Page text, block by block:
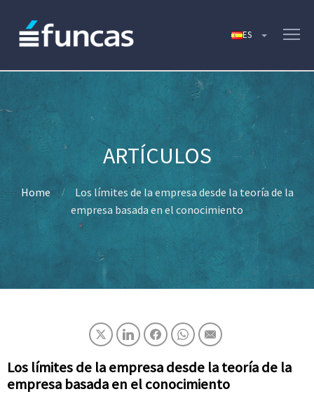
Home
Los límites de la empresa desde la teoría de la
empresa basada en el conocimiento
Los límites de la empresa desde la teoría de la
empresa basada en el conocimiento